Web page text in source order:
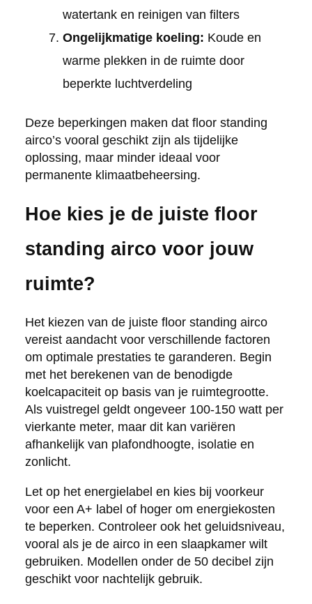
watertank en reinigen van filters
Ongelijkmatige koeling: Koude en
warme plekken in de ruimte door
beperkte luchtverdeling
Deze beperkingen maken dat floor standing
airco’s vooral geschikt zijn als tijdelijke
oplossing, maar minder ideaal voor
permanente klimaatbeheersing.
Hoe kies je de juiste floor
standing airco voor jouw
ruimte?
Het kiezen van de juiste floor standing airco
vereist aandacht voor verschillende factoren
om optimale prestaties te garanderen. Begin
met het berekenen van de benodigde
koelcapaciteit op basis van je ruimtegrootte.
Als vuistregel geldt ongeveer 100-150 watt per
vierkante meter, maar dit kan variëren
afhankelijk van plafondhoogte, isolatie en
zonlicht.
Let op het energielabel en kies bij voorkeur
voor een A+ label of hoger om energiekosten
te beperken. Controleer ook het geluidsniveau,
vooral als je de airco in een slaapkamer wilt
gebruiken. Modellen onder de 50 decibel zijn
geschikt voor nachtelijk gebruik.